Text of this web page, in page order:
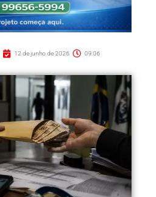
12 de junho de 2026 09:06